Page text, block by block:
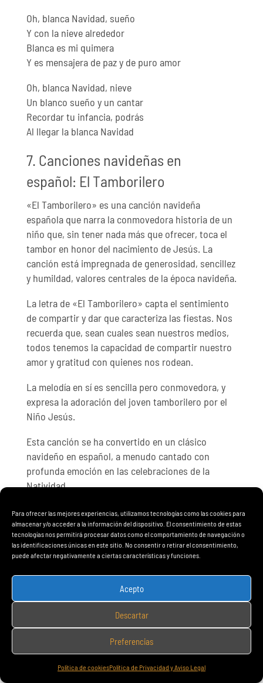
Para ofrecer las mejores experiencias, utilizamos tecnologías como las cookies para
almacenar y/o acceder a la información del dispositivo. El consentimiento de estas
tecnologías nos permitirá procesar datos como el comportamiento de navegación o
las identificaciones únicas en este sitio. No consentir o retirar el consentimiento,
puede afectar negativamente a ciertas características y funciones.
Acepto
Descartar
Preferencias
Política de cookiesPolítica de Privacidad y Aviso Legal
Oh, blanca Navidad, sueño
Y con la nieve alrededor
Blanca es mi quimera
Y es mensajera de paz y de puro amor
Oh, blanca Navidad, nieve
Un blanco sueño y un cantar
Recordar tu infancia, podrás
Al llegar la blanca Navidad
7. Canciones navideñas en
español: El Tamborilero
«El Tamborilero» es una canción navideña
española que narra la conmovedora historia de un
niño que, sin tener nada más que ofrecer, toca el
tambor en honor del nacimiento de Jesús. La
canción está impregnada de generosidad, sencillez
y humildad, valores centrales de la época navideña.
La letra de «El Tamborilero» capta el sentimiento
de compartir y dar que caracteriza las fiestas. Nos
recuerda que, sean cuales sean nuestros medios,
todos tenemos la capacidad de compartir nuestro
amor y gratitud con quienes nos rodean.
La melodía en sí es sencilla pero conmovedora, y
expresa la adoración del joven tamborilero por el
Niño Jesús.
Esta canción se ha convertido en un clásico
navideño en español, a menudo cantado con
profunda emoción en las celebraciones de la
Natividad.
«El Tamborilero» nos recuerda que los gestos
sencillos de amor y compasión no tienen precio, y
que son la esencia de la Navidad. Sumérgete en
esta inspiradora melodía y déjate llevar por la